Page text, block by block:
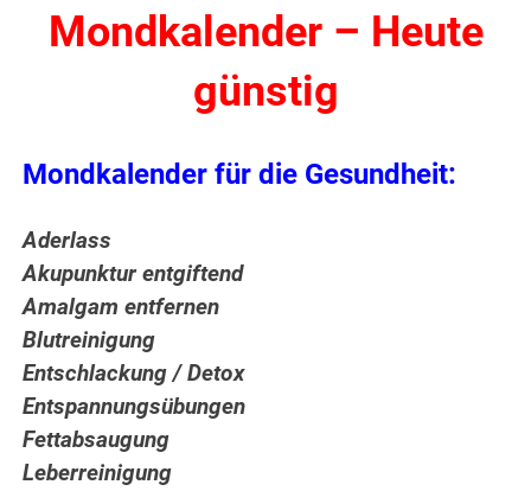
Mondkalender – Heute
günstig
Mondkalender für die Gesundheit:
Aderlass
Akupunktur entgiftend
Amalgam entfernen
Blutreinigung
Entschlackung / Detox
Entspannungsübungen
Fettabsaugung
Leberreinigung